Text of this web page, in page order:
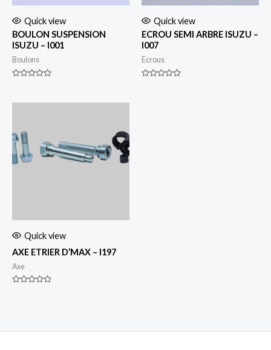
Quick view
BOULON SUSPENSION
ISUZU – I001
Boulons
Quick view
ECROU SEMI ARBRE ISUZU –
I007
Ecrous
Quick view
AXE ETRIER D’MAX – I197
Axe